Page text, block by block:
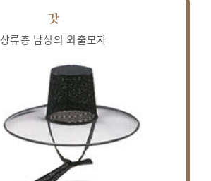
갓
상류층 남성의 외출모자